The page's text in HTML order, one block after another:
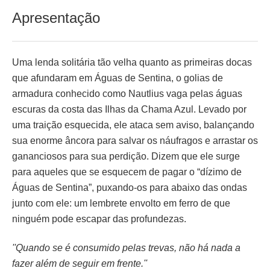
Apresentação
Uma lenda solitária tão velha quanto as primeiras docas
que afundaram em Águas de Sentina, o golias de
armadura conhecido como Nautlius vaga pelas águas
escuras da costa das Ilhas da Chama Azul. Levado por
uma traição esquecida, ele ataca sem aviso, balançando
sua enorme âncora para salvar os náufragos e arrastar os
gananciosos para sua perdição. Dizem que ele surge
para aqueles que se esquecem de pagar o “dízimo de
Águas de Sentina”, puxando-os para abaixo das ondas
junto com ele: um lembrete envolto em ferro de que
ninguém pode escapar das profundezas.
''Quando se é consumido pelas trevas, não há nada a
fazer além de seguir em frente.''